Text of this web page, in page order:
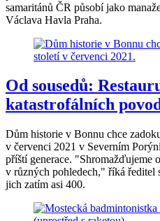
samaritánů ČR působí jako
Václava Havla Praha.
Od sousedů:
katastrofálních
Dům historie v Bonnu chce
v červenci 2021 v Severním
příští generace. "Shromažďujeme
v různých pohledech," říká
jich zatím asi 400.